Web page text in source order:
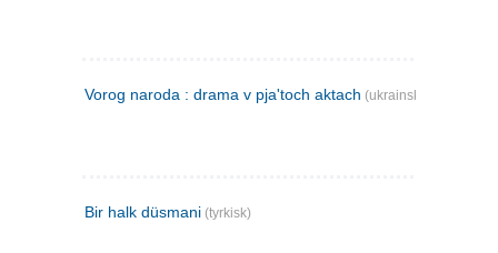
Vorog naroda : drama v pja'toch aktach (ukrainsk)
Bir halk düsmani (tyrkisk)